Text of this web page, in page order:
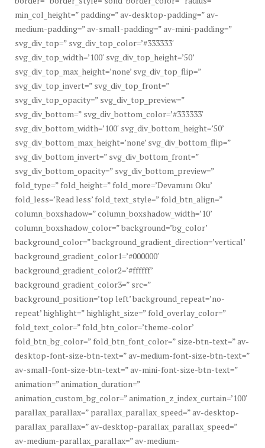
min_col_height=” padding=” av-desktop-padding=” av-
medium-padding=” av-small-padding=” av-mini-padding=”
svg_div_top=” svg_div_top_color=’#333333′
svg_div_top_width=’100′ svg_div_top_height=’50’
svg_div_top_max_height=’none’ svg_div_top_flip=”
svg_div_top_invert=” svg_div_top_front=”
svg_div_top_opacity=” svg_div_top_preview=”
svg_div_bottom=” svg_div_bottom_color=’#333333′
svg_div_bottom_width=’100′ svg_div_bottom_height=’50’
svg_div_bottom_max_height=’none’ svg_div_bottom_flip=”
svg_div_bottom_invert=” svg_div_bottom_front=”
svg_div_bottom_opacity=” svg_div_bottom_preview=”
fold_type=” fold_height=” fold_more=’Devamını Oku’
fold_less=’Read less’ fold_text_style=” fold_btn_align=”
column_boxshadow=” column_boxshadow_width=’10’
column_boxshadow_color=” background=’bg_color’
background_color=” background_gradient_direction=’vertical’
background_gradient_color1=’#000000′
background_gradient_color2=’#ffffff’
background_gradient_color3=” src=”
background_position=’top left’ background_repeat=’no-
repeat’ highlight=” highlight_size=” fold_overlay_color=”
fold_text_color=” fold_btn_color=’theme-color’
fold_btn_bg_color=” fold_btn_font_color=” size-btn-text=” av-
desktop-font-size-btn-text=” av-medium-font-size-btn-text=”
av-small-font-size-btn-text=” av-mini-font-size-btn-text=”
animation=” animation_duration=”
animation_custom_bg_color=” animation_z_index_curtain=’100′
parallax_parallax=” parallax_parallax_speed=” av-desktop-
parallax_parallax=” av-desktop-parallax_parallax_speed=”
av-medium-parallax_parallax=” av-medium-